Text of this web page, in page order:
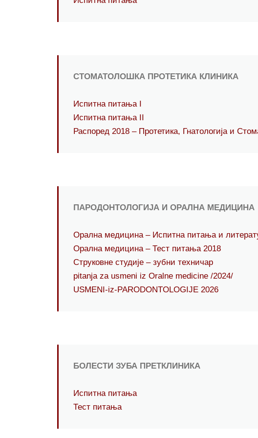
СТОМАТОЛОШКА ПРОТЕТИКА КЛИНИКА
Испитна питања I
Испитна питањa II
Распоред 2018 – Протетика, Гнатологија и
ПАРОДОНТОЛОГИЈА И ОРАЛНА МЕДИЦИНА
Орална медицина – Испитна питања и
Орална медицина – Тест питања 2018
Струковне студије – зубни техничар
pitanja za usmeni iz Oralne medicine /2024/
USMENI-iz-PARODONTOLOGIJE 2026
БОЛЕСТИ ЗУБА ПРЕТКЛИНИКА
Испитна питања
Тест питања